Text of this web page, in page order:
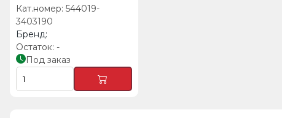
544019-
3403190
-
Под заказ